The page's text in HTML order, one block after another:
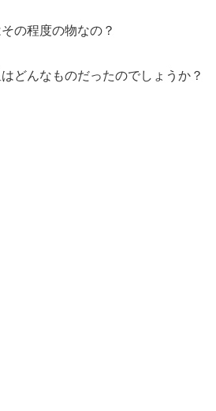
の程度の物なの？
どんなものだったのでしょうか？